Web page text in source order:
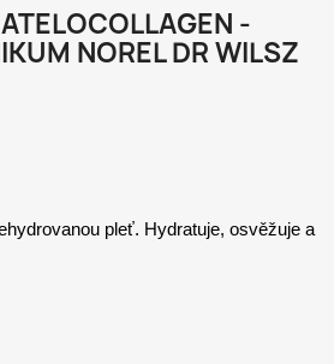
-
NOREL DR WILSZ
pleť. Hydratuje, osvěžuje a